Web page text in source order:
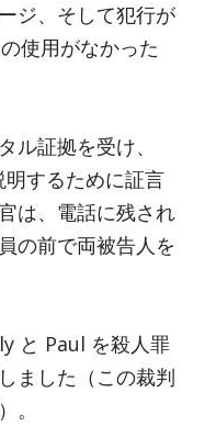
ジ、そして犯行が
使用がなかった
ル証拠を受け、
するために証言
は、電話に残され
の前で両被告人を
と Paul を殺人罪
ました（この裁判
。